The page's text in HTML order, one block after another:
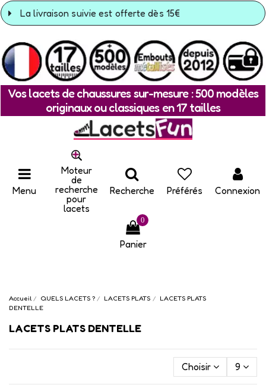
La livraison suivie est offerte dès 15€
Vos lacets de chaussures sur-mesure : 500 modèles
originaux ou classiques en 17 tailles
Menu
Moteur
de
recherche
pour
lacets
Recherche Préférés Connexion
0
Panier
Accueil QUELS LACETS ? LACETS PLATS
LACETS PLATS
DENTELLE
LACETS PLATS DENTELLE
Choisir 9